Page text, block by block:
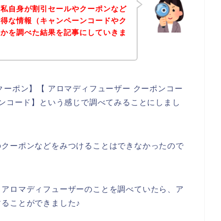
自身が割引セールやクーポンなど
な情報（キャンペーンコードやク
を調べた結果を記事にしていきま
ポン】【 アロマディフューザー クーポンコー
コード】という感じで調べてみることにしまし
ーポンなどをみつけることはできなかったので
ロマディフューザーのことを調べていたら、ア
ことができました♪